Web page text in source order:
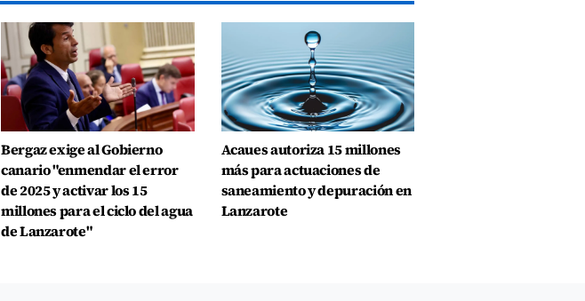
Bergaz exige al Gobierno
canario "enmendar el error
de 2025 y activar los 15
millones para el ciclo del agua
de Lanzarote"
Acaues autoriza 15 millones
más para actuaciones de
saneamiento y depuración en
Lanzarote